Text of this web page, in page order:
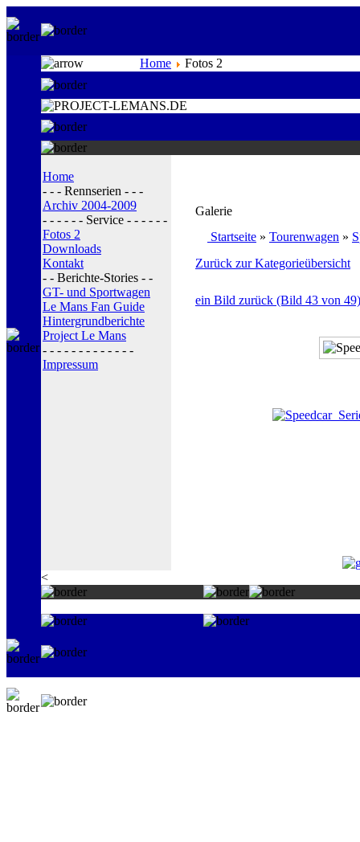
Home Fotos 2
Home
- - - Rennserien - - -
Archiv 2004-2009
- - - - - - Service - - - - - -
Fotos 2
Downloads
Kontakt
- - Berichte-Stories - -
GT- und Sportwagen
Le Mans Fan Guide
Hintergrundberichte
Project Le Mans
- - - - - - - - - - - - -
Impressum
Galerie
Startseite » Tourenwagen »
Zurück zur Kategorieübersicht
ein Bild zurück (Bild 43 von 49)
<